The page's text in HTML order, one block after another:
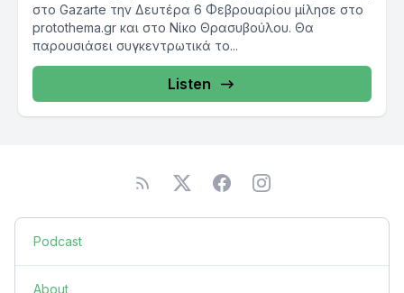
στο Gazarte την Δευτέρα 6 Φεβρουαρίου μίλησε στο
protothema.gr και στο Νίκο Θρασυβούλου. Θα
παρουσιάσει συγκεντρωτικά το...
Listen
Podcast
About